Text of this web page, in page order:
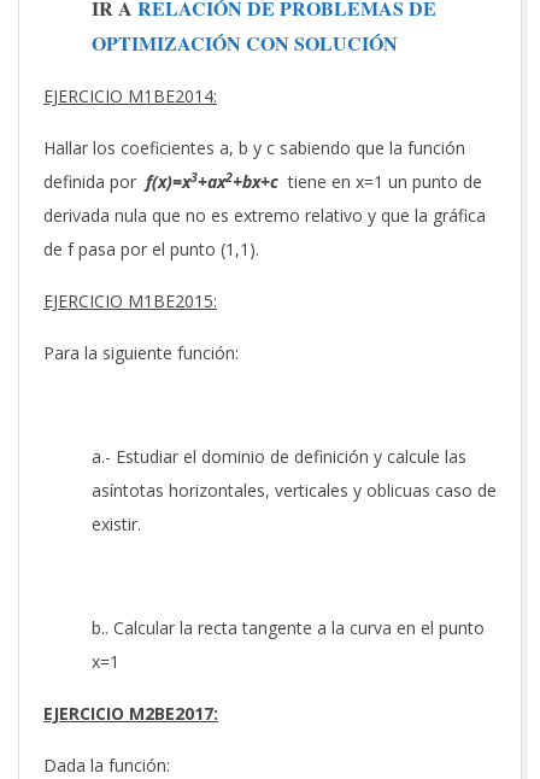
IR A RELACIÓN DE PROBLEMAS DE
OPTIMIZACIÓN CON SOLUCIÓN
EJERCICIO M1BE2014:
Hallar los coeficientes a, b y c sabiendo que la función
definida por f(x)=x3+ax2+bx+c tiene en x=1 un punto de
derivada nula que no es extremo relativo y que la gráfica
de f pasa por el punto (1,1).
EJERCICIO M1BE2015:
Para la siguiente función:
a.- Estudiar el dominio de definición y calcule las
asíntotas horizontales, verticales y oblicuas caso de
existir.
b.. Calcular la recta tangente a la curva en el punto
x=1
EJERCICIO M2BE2017:
Dada la función: